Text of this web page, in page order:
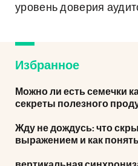
уровень доверия
Избранное
Можно ли есть семечки
секреты полезного
Жду не дождусь: что
выражением и как